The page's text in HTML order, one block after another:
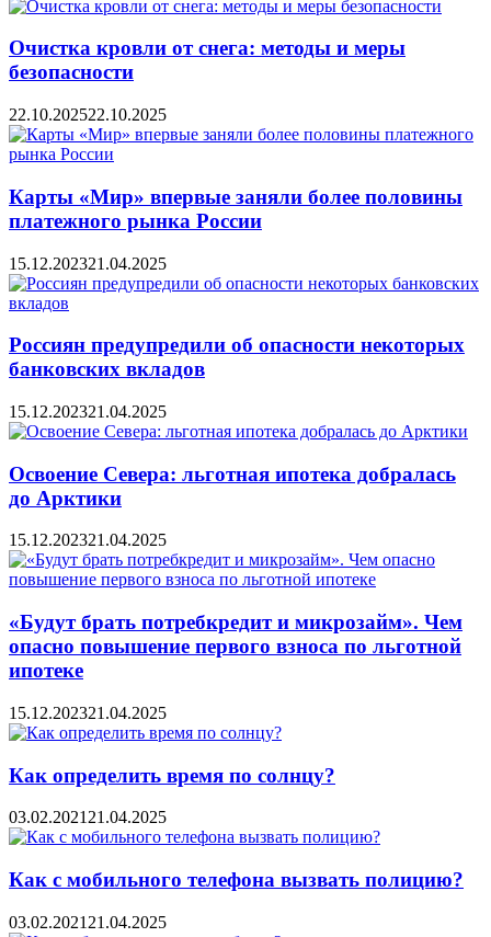
Очистка кровли от снега: методы и меры
безопасности
22.10.202522.10.2025
Карты «Мир» впервые заняли более половины
платежного рынка России
15.12.202321.04.2025
Россиян предупредили об опасности некоторых
банковских вкладов
15.12.202321.04.2025
Освоение Севера: льготная ипотека добралась
до Арктики
15.12.202321.04.2025
«Будут брать потребкредит и микрозайм». Чем
опасно повышение первого взноса по льготной
ипотеке
15.12.202321.04.2025
Как определить время по солнцу?
03.02.2021 21.04.2025
Как с мобильного телефона вызвать полицию?
03.02.2021 21.04.2025